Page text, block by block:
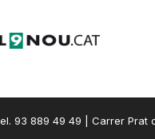
93 889 49 49 | Carrer Prat